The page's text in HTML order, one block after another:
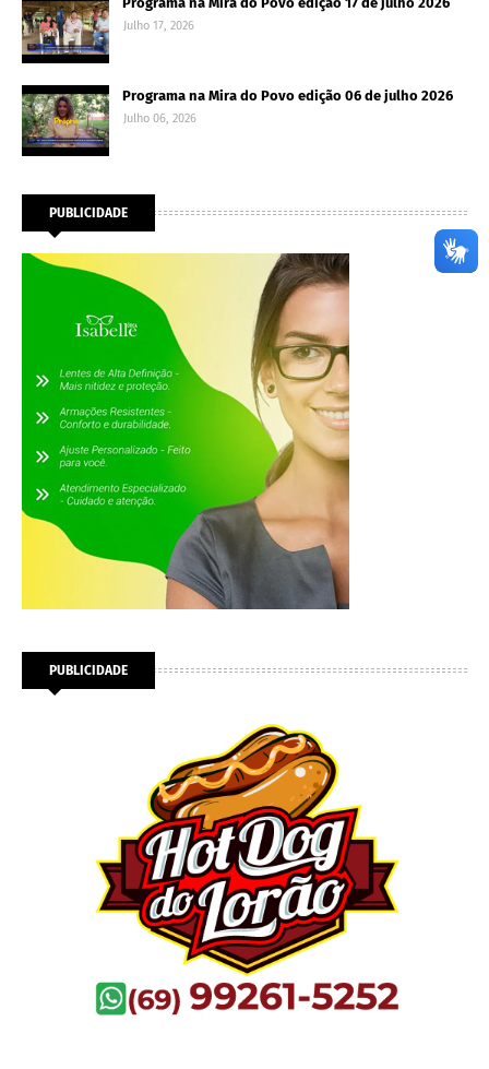
Julho 17, 2026
Programa na Mira do Povo edição 06 de julho 2026
Julho 06, 2026
PUBLICIDADE
PUBLICIDADE